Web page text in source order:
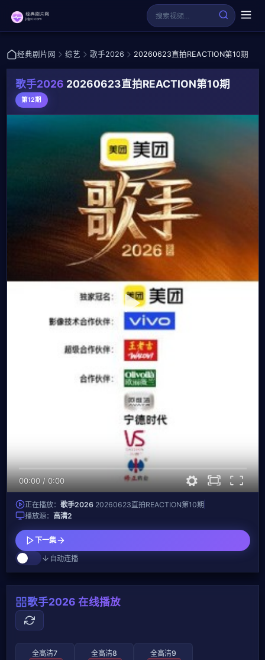
经典剧片网 综艺 歌手2026 20260623直拍REACTION第10期
歌手2026 20260623直拍REACTION第10期
第12期
00:00/0:00
正在播放： 歌手2026 20260623直拍REACTION第10期
播放源： 高清2
下一集
自动连播
歌手2026 在线播放
全高清7 全高清8 全高清9